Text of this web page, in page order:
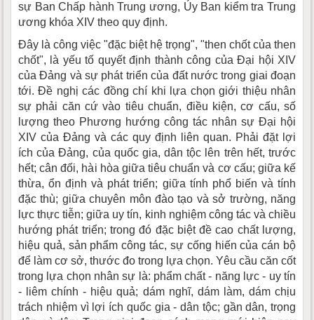
sự Ban Chấp hành Trung ương, Ủy Ban kiểm tra Trung
ương khóa XIV theo quy định.
Đây là công việc "đặc biệt hệ trọng", "then chốt của then
chốt", là yếu tố quyết định thành công của Đại hội XIV
của Đảng và sự phát triển của đất nước trong giai đoạn
tới. Đề nghị các đồng chí khi lựa chọn giới thiệu nhân
sự phải căn cứ vào tiêu chuẩn, điều kiện, cơ cấu, số
lượng theo Phương hướng công tác nhân sự Đại hội
XIV của Đảng và các quy định liên quan. Phải đặt lợi
ích của Đảng, của quốc gia, dân tộc lên trên hết, trước
hết; cân đối, hài hòa giữa tiêu chuẩn và cơ cấu; giữa kế
thừa, ổn định và phát triển; giữa tính phổ biến và tính
đặc thù; giữa chuyên môn đào tạo và sở trường, năng
lực thực tiễn; giữa uy tín, kinh nghiệm công tác và chiều
hướng phát triển; trong đó đặc biệt đề cao chất lượng,
hiệu quả, sản phẩm công tác, sự cống hiến của cán bộ
để làm cơ sở, thước đo trong lựa chọn. Yêu cầu căn cốt
trong lựa chọn nhân sự là: phẩm chất - năng lực - uy tín
- liêm chính - hiệu quả; dám nghĩ, dám làm, dám chịu
trách nhiệm vì lợi ích quốc gia - dân tộc; gần dân, trọng